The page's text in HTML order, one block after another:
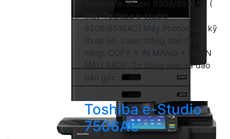
Toshiba e-Studio 6506/6516AC (
Máy Toshiba e-studio
6506/6516AC) Máy Photocopy kỹ
thuật số, Laser trắng đen Chức
năng: COPY + IN MẠNG + SCAN
MÀU RADF: Tự động nạp và đảo
bản gốc :...
Toshiba e-Studio
7506AC